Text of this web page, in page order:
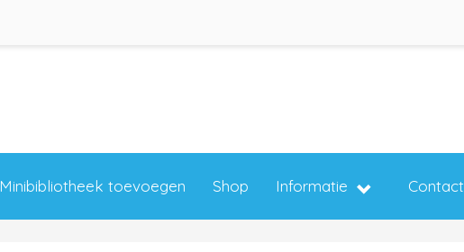
Minibibliotheek toevoegen Shop Informatie Contact